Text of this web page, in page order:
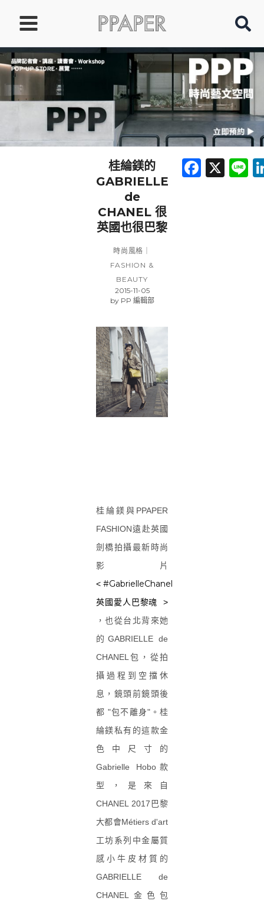
要
內
桂綸鎂的
GABRIELLE
de
CHANEL 很
英國也很巴黎
時尚風格｜
FASHION &
BEAUTY
2015-11-05
byPP 編輯部
桂綸鎂與PPAPER
FASHION遠赴英國
劍橋拍攝最新時尚
影片
< #GabrielleChanel
英國 愛人 巴黎魂
>
，也從台北背來她
的GABRIELLE de
CHANEL包，從拍
攝過程到空擋休
息，鏡頭前鏡頭後
都 "包不離身"。桂
綸鎂私有的這款金
色中尺寸的
Gabrielle Hobo款
型，是來自
CHANEL 2017巴黎
大都會Métiers d'art
工坊系列中金屬質
感小牛皮材質的
GABRIELLE de
CHANEL金色包
X